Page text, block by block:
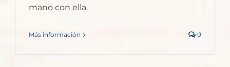
mano con ella.
Más información 0